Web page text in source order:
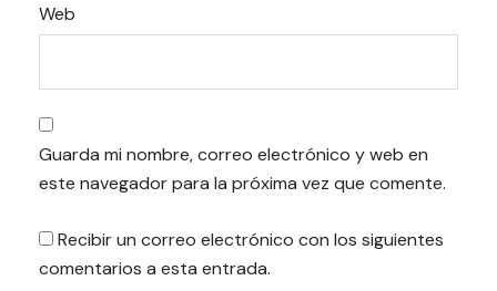
Web
Guarda mi nombre, correo electrónico y web en
este navegador para la próxima vez que comente.
Recibir un correo electrónico con los siguientes
comentarios a esta entrada.